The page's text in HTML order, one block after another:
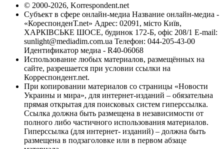
© 2000-2026, Korrespondent.net
Субъект в сфере онлайн-медиа Название онлайн-медиа -
«КореспонденТ.net» Адрес: 02091, місто Київ,
ХАРКІВСЬКЕ ШОСЕ, будинок 172-Б, офіс 208/1 E-mail:
sunlight@mediadim.com.ua Телефон: 044-205-43-00
Идентификатор медиа - R40-06068
Использование любых материалов, размещённых на
сайте, разрешается при условии ссылки на
Корреспондент.net.
При копировании материалов со страницы «Новости
Украины и мира», для интернет-изданий – обязательна
прямая открытая для поисковых систем гиперссылка.
Ссылка должна быть размещена в независимости от
полного либо частичного использования материалов.
Гиперссылка (для интернет- изданий) – должна быть
размещена в подзаголовке или в первом абзаце